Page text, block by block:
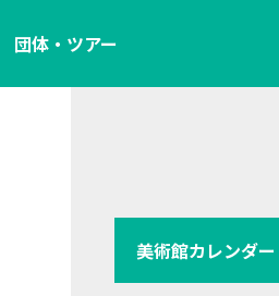
団体・ツアー
美術館カレンダ